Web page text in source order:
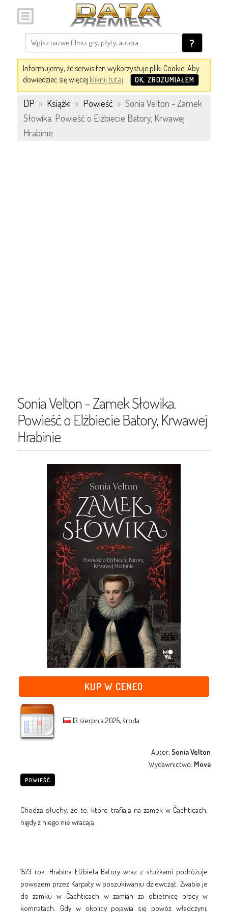
?
Informujemy, że serwis ten wykorzystuje pliki Cookie. Aby
dowiedzieć się więcej kliknij tutaj. OK, ZROZUMIAŁEM
DP » Książki » Powieść » Sonia Velton - Zamek
Słowika. Powieść o Elżbiecie Batory, Krwawej
Hrabinie
Sonia Velton - Zamek Słowika.
Powieść o Elżbiecie Batory, Krwawej
Hrabinie
KUP W CENEO
13 sierpnia 2025, środa
Autor:Sonia Velton
Wydawnictwo: Mova
POWIEŚĆ
Chodzą słuchy, że te, które trafiają na zamek w Čachticach,
nigdy z niego nie wracają.
1573 rok. Hrabina Elżbieta Batory wraz z służkami podróżuje
powozem przez Karpaty w poszukiwaniu dziewcząt. Zwabia je
do zamku w Čachticach w zamian za obietnicę pracy w
komnatach. Gdy w okolicy pojawia się powóz władczyni,